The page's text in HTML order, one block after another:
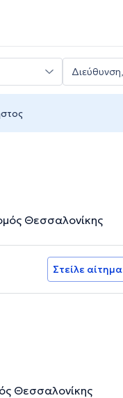
Θεσσαλονίκης
Στείλε αίτημα
Θεσσαλονίκης